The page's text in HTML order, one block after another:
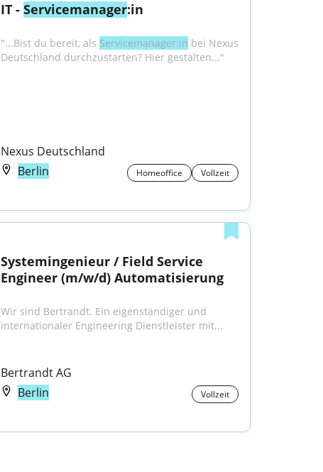
IT - Servicemanager:in
"...Bist du bereit, als Servicemanager:in bei Nexus
Deutschland durchzustarten? Hier gestalten..."
Nexus Deutschland
Berlin
Homeoffice Vollzeit
Systemingenieur / Field Service
Engineer (m/w/d) Automatisierung
Wir sind Bertrandt. Ein eigenständiger und
internationaler Engineering Dienstleister mit...
Bertrandt AG
Berlin
Vollzeit